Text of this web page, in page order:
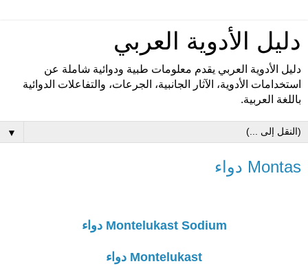
دليل الأدوية العربي
دليل الأدوية العربي يقدم معلومات طبية ودوائية شاملة عن
استخدامات الأدوية، الآثار الجانبية، الجرعات، والتفاعلات الدوائية
باللغة العربية.
▼
Montas دواء
Montelukast Sodium دواء
Montelukast دواء